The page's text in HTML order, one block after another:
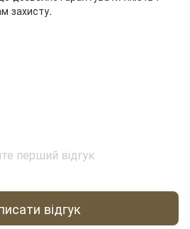
захисту.
перший відгук
відгук